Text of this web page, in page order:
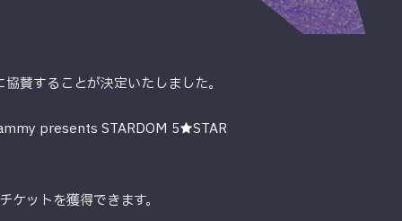
賛することが決定いたしました。
presents STARDOM 5★STAR
ットを獲得できます。